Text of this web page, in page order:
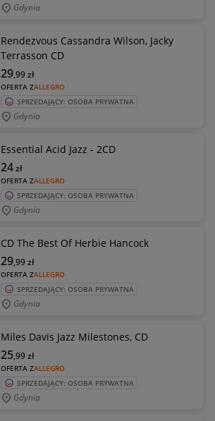
Gdynia
Rendezvous Cassandra Wilson, Jacky
Terrasson CD
OFERTA ZALLEGRO
29,99zł
SPRZEDAJĄCY: OSOBA PRYWATNA
Gdynia
Essential Acid Jazz - 2CD
OFERTA ZALLEGRO
24zł
SPRZEDAJĄCY: OSOBA PRYWATNA
Gdynia
CD The Best Of Herbie Hancock
OFERTA ZALLEGRO
29,99zł
SPRZEDAJĄCY: OSOBA PRYWATNA
Gdynia
Miles Davis Jazz Milestones, CD
OFERTA ZALLEGRO
25,99zł
SPRZEDAJĄCY: OSOBA PRYWATNA
Gdynia